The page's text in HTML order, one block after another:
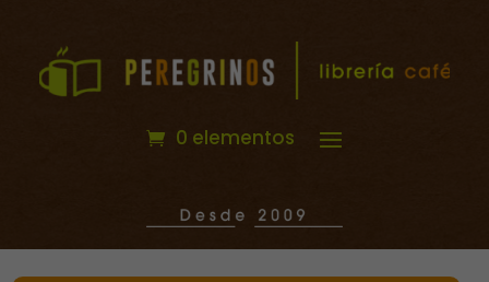
0 elementos